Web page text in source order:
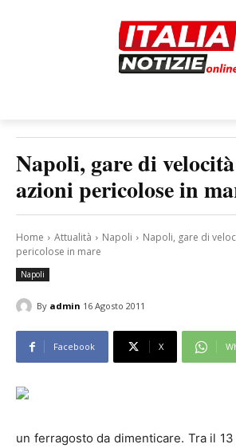
Napoli, gare di
azioni pericolose in
Home Attualità Napoli
Napoli, gare di
pericolose in mare
Napoli
By admin 16 Agosto 2011
Facebook X
un ferragosto da dimenticare. Tra il